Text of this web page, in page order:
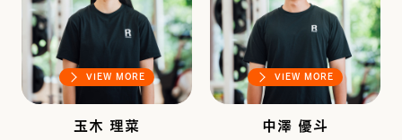
VIEW MORE
玉木 理菜
VIEW MORE
中澤 優斗